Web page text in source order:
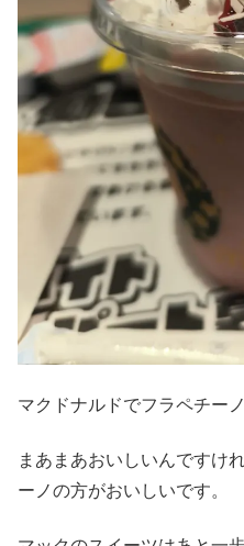
マクドナルドでフラペチー
まあまあおいしいんですけ
ーノの方がおいしいです。